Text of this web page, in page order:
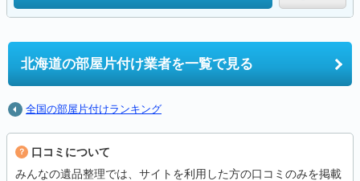
北海道の部屋片付け業者を一覧で見る
全国の部屋片付けランキング
口コミについて
みんなの遺品整理では、サイトを利用した方の口コミのみを掲載